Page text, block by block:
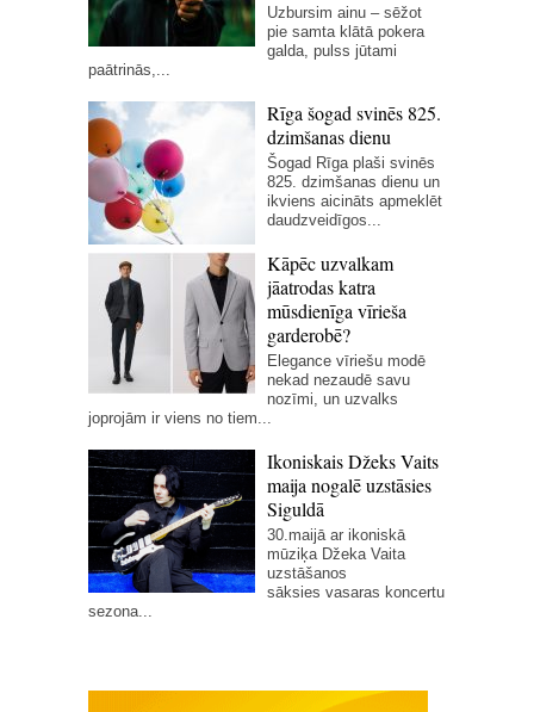
Uzbursim ainu – sēžot
pie samta klātā pokera
galda, pulss jūtami
paātrinās,...
Rīga šogad svinēs 825.
dzimšanas dienu
Šogad Rīga plaši svinēs
825. dzimšanas dienu un
ikviens aicināts apmeklēt
daudzveidīgos...
Kāpēc uzvalkam
jāatrodas katra
mūsdienīga vīrieša
garderobē?
Elegance vīriešu modē
nekad nezaudē savu
nozīmi, un uzvalks
joprojām ir viens no tiem...
Ikoniskais Džeks Vaits
maija nogalē uzstāsies
Siguldā
30.maijā ar ikoniskā
mūziķa Džeka Vaita
uzstāšanos
sāksies vasaras koncertu
sezona...